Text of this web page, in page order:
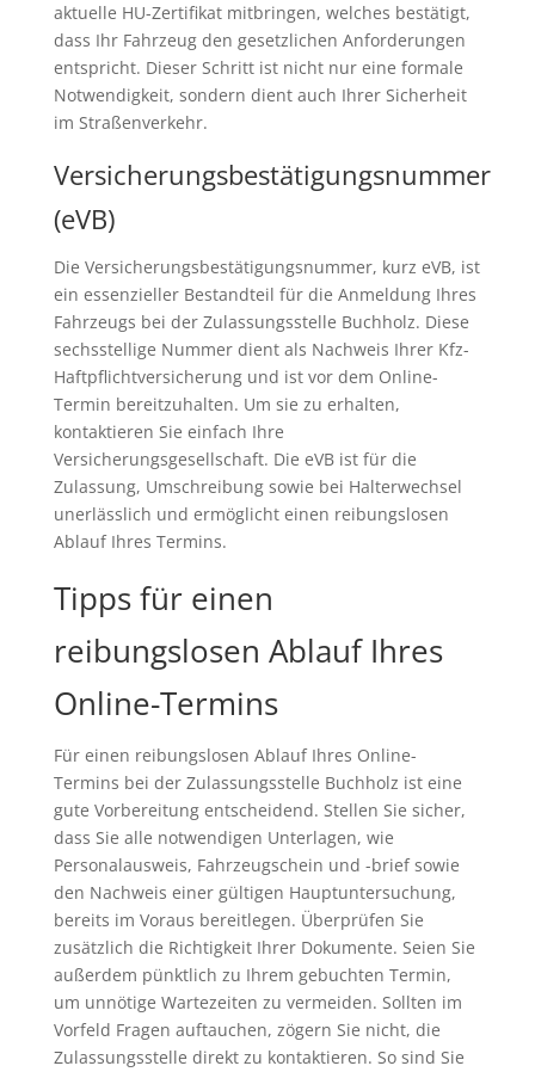
aktuelle HU-Zertifikat mitbringen, welches bestätigt,
dass Ihr Fahrzeug den gesetzlichen Anforderungen
entspricht. Dieser Schritt ist nicht nur eine formale
Notwendigkeit, sondern dient auch Ihrer Sicherheit
im Straßenverkehr.
Versicherungsbestätigungsnummer
(eVB)
Die Versicherungsbestätigungsnummer, kurz eVB, ist
ein essenzieller Bestandteil für die Anmeldung Ihres
Fahrzeugs bei der Zulassungsstelle Buchholz. Diese
sechsstellige Nummer dient als Nachweis Ihrer Kfz-
Haftpflichtversicherung und ist vor dem Online-
Termin bereitzuhalten. Um sie zu erhalten,
kontaktieren Sie einfach Ihre
Versicherungsgesellschaft. Die eVB ist für die
Zulassung, Umschreibung sowie bei Halterwechsel
unerlässlich und ermöglicht einen reibungslosen
Ablauf Ihres Termins.
Tipps für einen
reibungslosen Ablauf Ihres
Online-Termins
Für einen reibungslosen Ablauf Ihres Online-
Termins bei der Zulassungsstelle Buchholz ist eine
gute Vorbereitung entscheidend. Stellen Sie sicher,
dass Sie alle notwendigen Unterlagen, wie
Personalausweis, Fahrzeugschein und -brief sowie
den Nachweis einer gültigen Hauptuntersuchung,
bereits im Voraus bereitlegen. Überprüfen Sie
zusätzlich die Richtigkeit Ihrer Dokumente. Seien Sie
außerdem pünktlich zu Ihrem gebuchten Termin,
um unnötige Wartezeiten zu vermeiden. Sollten im
Vorfeld Fragen auftauchen, zögern Sie nicht, die
Zulassungsstelle direkt zu kontaktieren. So sind Sie